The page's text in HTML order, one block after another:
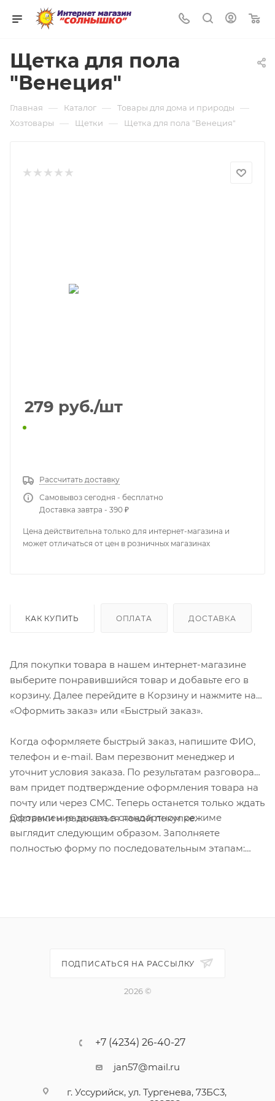
Щетка для пола
"Венеция"
Главная — Каталог — Товары для дома и природы —
Хозтовары — Щетки — Щетка для пола "Венеция"
279 руб./шт
Рассчитать доставку
Самовывоз сегодня - бесплатно
Доставка завтра - 390 ₽
Цена действительна только для интернет-магазина и
может отличаться от цен в розничных магазинах
КАК КУПИТЬ ОПЛАТА ДОСТАВКА
Для покупки товара в нашем интернет-магазине
выберите понравившийся товар и добавьте его в
корзину. Далее перейдите в Корзину и нажмите на
«Оформить заказ» или «Быстрый заказ».
Когда оформляете быстрый заказ, напишите ФИО,
телефон и e-mail. Вам перезвонит менеджер и
уточнит условия заказа. По результатам разговора
вам придет подтверждение оформления товара на
почту или через СМС. Теперь останется только ждать
доставки и радоваться новой покупке.
Оформление заказа в стандартном режиме
выглядит следующим образом. Заполняете
полностью форму по последовательным этапам:
ПОДПИСАТЬСЯ НА РАССЫЛКУ
2026 ©
+7 (4234) 26-40-27
jan57@mail.ru
г. Уссурийск, ул. Тургенева, 73БС3,